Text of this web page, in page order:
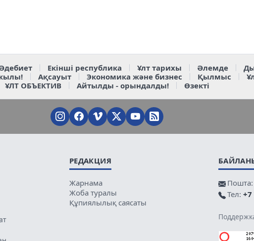
Екінші республика Ұлт тарихы Әлемде
Ақсауыт Экономика және бизнес Қылмыс
ҰЛТ ОБЪЕКТИВ
Айтылды - орындалды! Өзекті
РЕДАКЦИЯ
Жарнама
Жоба туралы
Құпиялылық саясаты
Пошта:
Тел: +7